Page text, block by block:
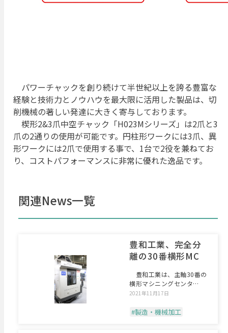
パワーチャックを創り続けて半世紀以上を誇る豊富な
経験と技術力とノウハウを最大限に活用した製品は、切
削機械の著しい発達に大きく寄与しております。
楔形2&3爪中空チャック「H023Mシリーズ」は2爪と3
爪の2通りの使用が可能です。円柱形ワークには3爪、異
形ワークには2爪で使用する事で、1台で2役を兼ねてお
り、コストパフォーマンスに非常に優れた逸品です。
関連News一覧
豊和工業、完全分
離の30番横形MC
豊和工業は、主軸30番の
横形マシニングセンタ
「HMP?350HC1」を
2021年11月17日
#製造・機械加工